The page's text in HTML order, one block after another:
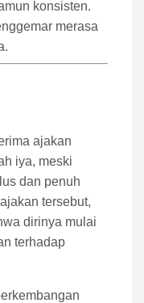
konsisten.
merasa
ajakan
iya, meski
dan penuh
tersebut,
dirinya mulai
terhadap